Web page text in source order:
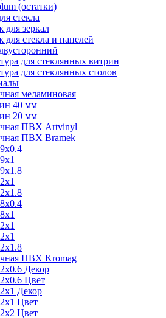
(остатки)
стекла
для зеркал
для стекла и панелей
для стеклянных витрин
для стеклянных столов
меламиновая
40 мм
20 мм
ПВХ Artvinyl
ПВХ Bramek
ПВХ Kromag
Декор
Цвет
Декор
Цвет
Цвет